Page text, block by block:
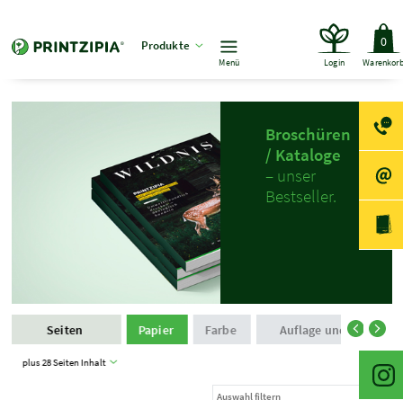
Produkte
Menü Login
0
Broschüren
/ Kataloge
– unser
Bestseller.
Seiten
plus 28 Seiten Inhalt
Papier Farbe Auflage und